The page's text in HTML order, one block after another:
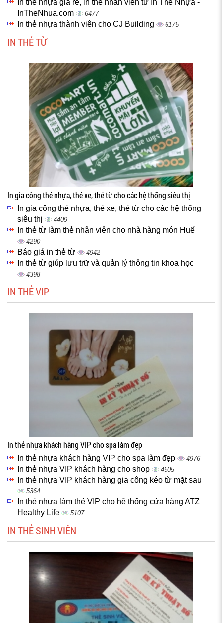
In thẻ nhựa giá rẻ, in thẻ nhân viên từ In Thẻ Nhựa -
InTheNhua.com
6477
In thẻ nhựa thành viên cho CJ Building 6175
IN THẺ TỪ
In gia công thẻ nhựa, thẻ xe, thẻ từ cho các hệ thống siêu thị
In gia công thẻ nhựa, thẻ xe, thẻ từ cho các hệ thống
siêu thị
4409
In thẻ từ làm thẻ nhân viên cho nhà hàng món Huế
4290
Báo giá in thẻ từ 4942
In thẻ từ giúp lưu trữ và quản lý thông tin khoa học
4398
IN THẺ VIP
In thẻ nhựa khách hàng VIP cho spa làm đẹp
In thẻ nhựa khách hàng VIP cho spa làm đẹp 4976
In thẻ nhựa VIP khách hàng cho shop 4905
In thẻ nhựa VIP khách hàng gia công kéo từ mặt sau
5364
In thẻ nhựa làm thẻ VIP cho hệ thống cửa hàng ATZ
Healthy Life
5107
IN THẺ SINH VIÊN